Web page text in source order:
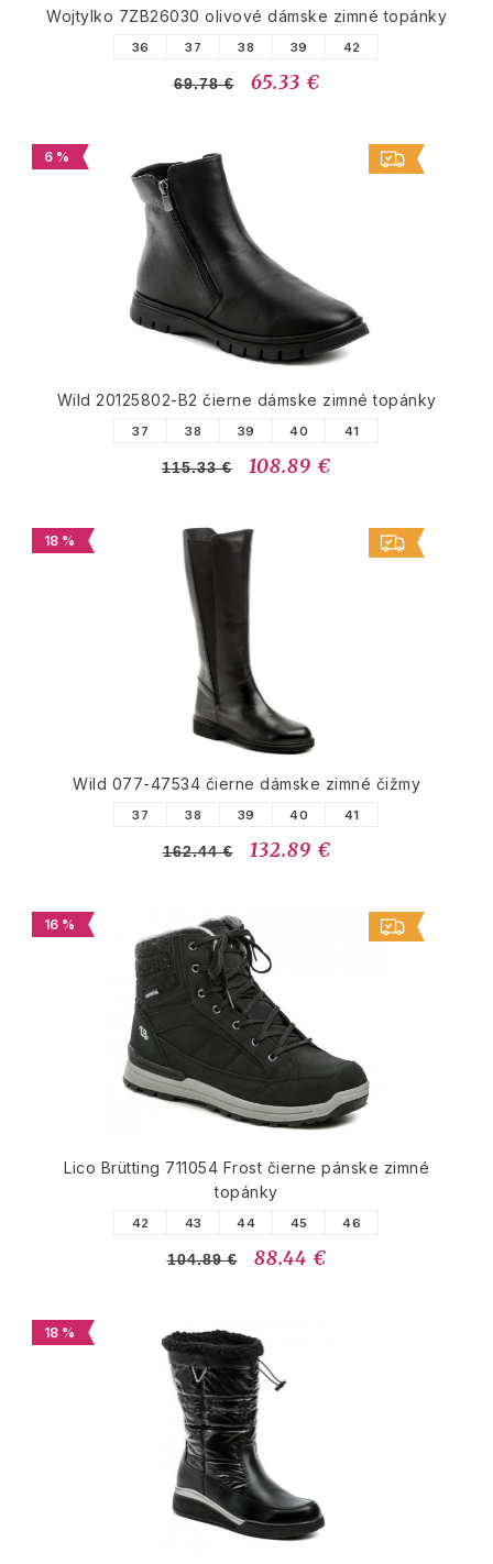
Wojtylko 7ZB26030 olivové dámske zimné topánky
36 37 38 39 42
69.78 € 65.33 €
6 %
Wild 20125802-B2 čierne dámske zimné topánky
37 38 39 40 41
115.33 € 108.89 €
18 %
Wild 077-47534 čierne dámske zimné čižmy
37 38 39 40 41
162.44 € 132.89 €
16 %
Lico Brütting 711054 Frost čierne pánske zimné
topánky
42 43 44 45 46
104.89 € 88.44 €
18 %